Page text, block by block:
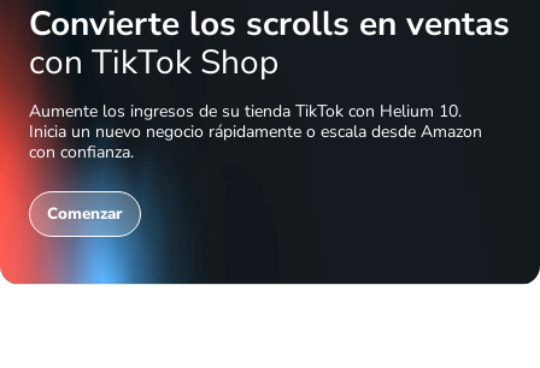
Convierte los scrolls en ventas
con TikTok Shop
Aumente los ingresos de su tienda TikTok con Helium 10.
Inicia un nuevo negocio rápidamente o escala desde Amazon
con confianza.
Comenzar